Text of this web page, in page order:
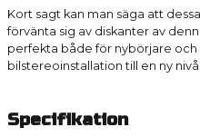
Kort sagt kan man säga att
förvänta sig av diskanter av
perfekta både för nybörjare
bilstereoinstallation till en ny nivå!
Specifikation